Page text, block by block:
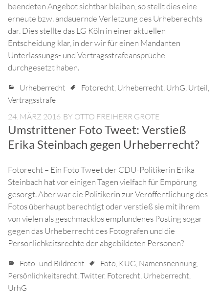
beendeten Angebot sichtbar bleiben, so stellt dies eine
erneute bzw. andauernde Verletzung des Urheberechts
dar. Dies stellte das LG Köln in einer aktuellen
Entscheidung klar, in der wir für einen Mandanten
Unterlassungs- und Vertragsstrafeansprüche
durchgesetzt haben.
Urheberrecht Fotorecht, Urheberrecht, UrhG, Urteil,
Vertragsstrafe
24. MÄRZ 2016 BY OTTO FREIHERR GROTE
Umstrittener Foto Tweet: Verstieß
Erika Steinbach gegen Urheberrecht?
Fotorecht – Ein Foto Tweet der CDU-Politikerin Erika
Steinbach hat vor einigen Tagen vielfach für Empörung
gesorgt. Aber war die Politikerin zur Veröffentlichung des
Fotos überhaupt berechtigt oder verstieß sie mit ihrem
von vielen als geschmacklos empfundenes Posting sogar
gegen das Urheberrecht des Fotografen und die
Persönlichkeitsrechte der abgebildeten Personen?
Foto- und Bildrecht Foto, KUG, Namensnennung,
Persönlichkeitsrecht,Twitter. Fotorecht, Urheberrecht,
UrhG